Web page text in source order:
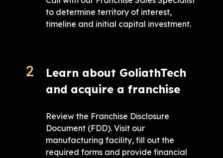
to determine territory of interest,
timeline and initial capital investment.
Learn about GoliathTech
and acquire a franchise
Review the Franchise Disclosure
Document (FDD). Visit our
manufacturing facility, fill out the
required forms and provide financial